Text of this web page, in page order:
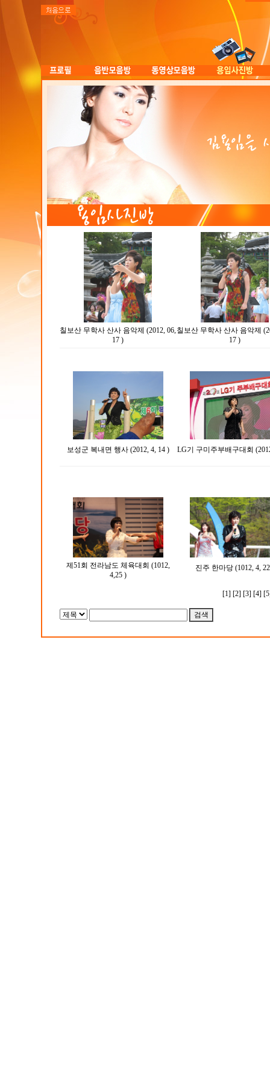
칠보산 무학사 산사 음악제 (2012, 06,
17 )
칠보산 무학사 산사 음악제
17 )
보성군 복내면 행사 (2012, 4, 14 ) LG기 구미주부배구대회
제51회 전라남도 체육대회 (1012,
4,25 )
진주 한마당 (1012, 4,
[1] [2] [3] [4]